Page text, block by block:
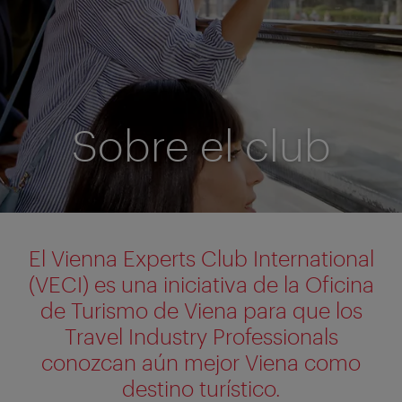
Sobre el club
El Vienna Experts Club International
(VECI) es una iniciativa de la Oficina
de Turismo de Viena para que los
Travel Industry Professionals
conozcan aún mejor Viena como
destino turístico.